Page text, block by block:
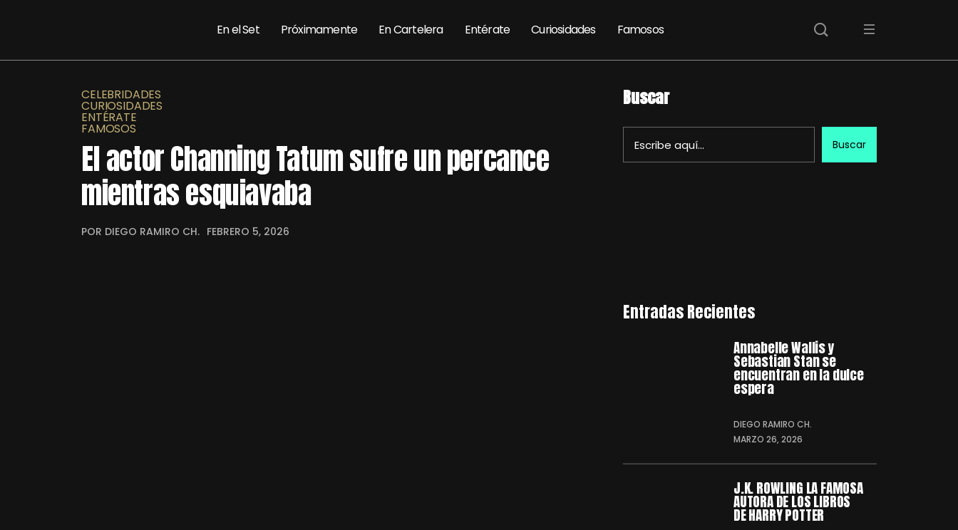
En el Set Próximamente En Cartelera Entérate Curiosidades Famosos
CELEBRIDADES
CURIOSIDADES
ENTÉRATE
FAMOSOS
El actor Channing Tatum sufre un percance
mientras esquiavaba
POR DIEGO RAMIRO CH. FEBRERO 5, 2026
Buscar
Buscar
Entradas Recientes
Annabelle Wallis y
Sebastian Stan se
encuentran en la dulce
espera
DIEGO RAMIRO CH.
MARZO 26, 2026
J.K. ROWLING LA FAMOSA
AUTORA DE LOS LIBROS
DE HARRY POTTER